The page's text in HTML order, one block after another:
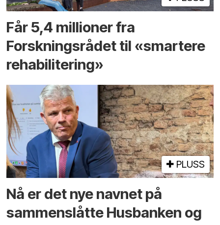
Får 5,4 millioner fra
Forskningsrådet til «smartere
rehabilitering»
PLUSS
Nå er det nye navnet på
sammenslåtte Husbanken og